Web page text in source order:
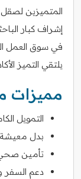
المتميزين
إشراف كبار
في سوق العمل
يلتقي التميز
مميزات
التمويل
بدل
تأمين
دعم السفر